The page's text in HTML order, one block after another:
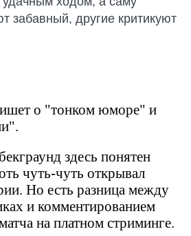
забавный, другие критикуют
о "тонком юморе" и
здесь понятен
чуть-чуть открывал
Но есть разница между
и комментированием
на платном стриминге.